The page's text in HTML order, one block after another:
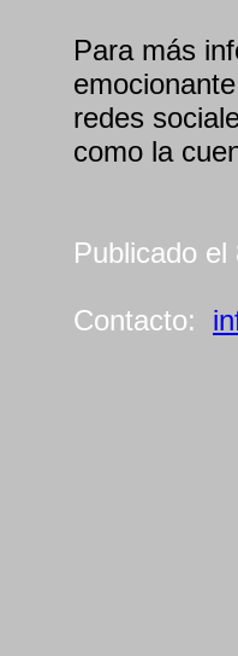
Para más
redes
como la
Publicado
Contacto: